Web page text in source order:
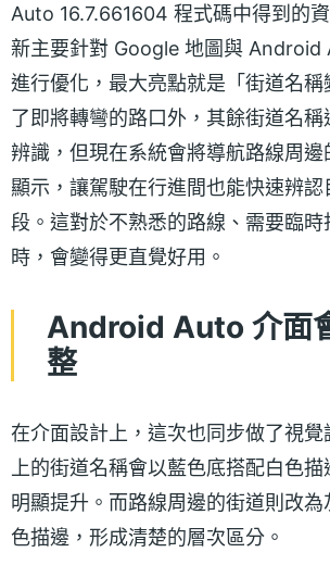
Auto 16.7.661604 程式碼中得到的
新主要針對 Google 地圖與 Android
進行優化，最大亮點就是「街道名
了即將轉彎的路口外，其餘街道名稱
辨識，但現在系統會將導航路線周邊
顯示，讓駕駛在行進間也能快速辨
段。這對於不熟悉的路線、需要臨時
時，會變得更直覺好用。
Android Auto 介面
整
在介面設計上，這次也同步做了視覺
上的街道名稱會以藍色底搭配白色
明顯提升。而路線周邊的街道則改為
色描邊，形成清楚的層次區分。